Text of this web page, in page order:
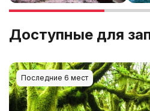
Доступные для
Последние 6 мест